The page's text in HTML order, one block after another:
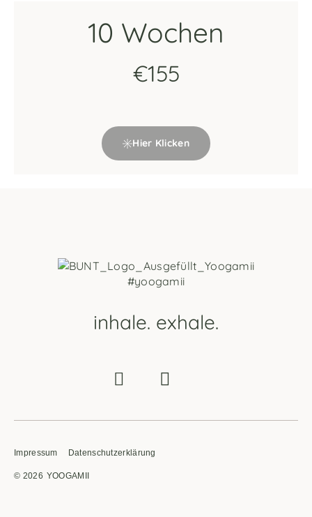
10 Wochen
€155
Hier Klicken
#yoogamii
inhale. exhale.
Impressum Datenschutzerklärung
© 2026 YOOGAMII